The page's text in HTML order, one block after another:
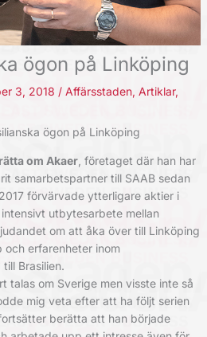
ögon på Linköping
3, 2018 / Affärsstaden, Artiklar,
ögon på Linköping
om Akaer, företaget där han har
samarbetspartner till SAAB sedan
förvärvade ytterligare aktier i
utbytesarbete mellan
om att åka över till Linköping
erfarenheter inom
Brasilien.
talas om Sverige men visste inte så
mig veta efter att ha följt serien
berätta att han började